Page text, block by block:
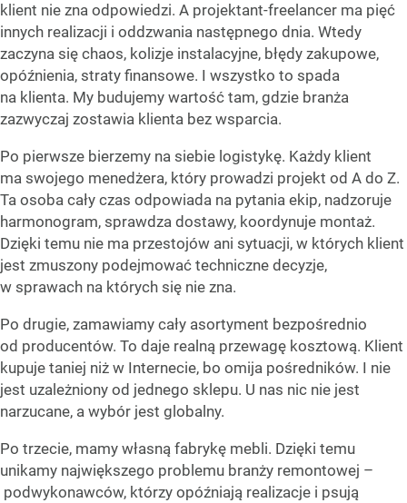
klient nie zna odpowiedzi. A projektant-freelancer ma pięć
innych realizacji i oddzwania następnego dnia. Wtedy
zaczyna się chaos, kolizje instalacyjne, błędy zakupowe,
opóźnienia, straty finansowe. I wszystko to spada
na klienta. My budujemy wartość tam, gdzie branża
zazwyczaj zostawia klienta bez wsparcia.
Po pierwsze bierzemy na siebie logistykę. Każdy klient
ma swojego menedżera, który prowadzi projekt od A do Z.
Ta osoba cały czas odpowiada na pytania ekip, nadzoruje
harmonogram, sprawdza dostawy, koordynuje montaż.
Dzięki temu nie ma przestojów ani sytuacji, w których klient
jest zmuszony podejmować techniczne decyzje,
w sprawach na których się nie zna.
Po drugie, zamawiamy cały asortyment bezpośrednio
od producentów. To daje realną przewagę kosztową. Klient
kupuje taniej niż w Internecie, bo omija pośredników. I nie
jest uzależniony od jednego sklepu. U nas nic nie jest
narzucane, a wybór jest globalny.
Po trzecie, mamy własną fabrykę mebli. Dzięki temu
unikamy największego problemu branży remontowej –
podwykonawców, którzy opóźniają realizacje i psują